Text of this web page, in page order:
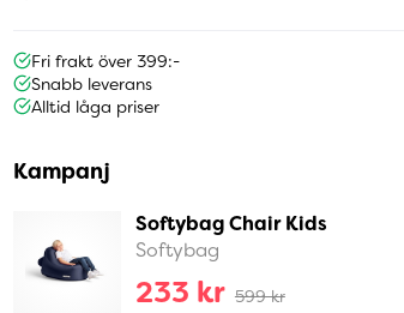
Fri frakt över 399:-
Snabb leverans
Alltid låga priser
Kampanj
Softybag Chair Kids
Softybag
233 kr 599 kr